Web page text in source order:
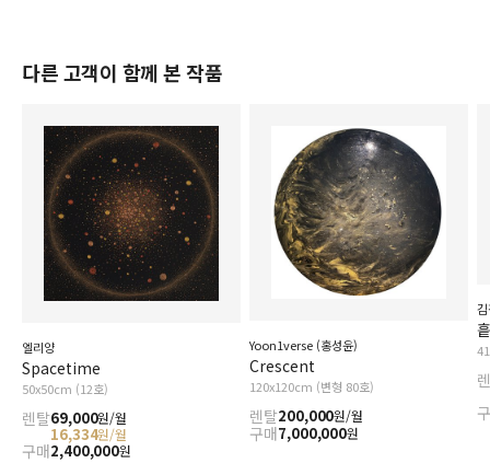
다른 고객이 함께 본 작품
엘리양
Spacetime
50x50cm (12호)
렌탈69,000원/월
16,334원/월
구매2,400,000원
Yoon1verse (홍성윤)
Crescent
120x120cm (변형 80호)
렌탈200,000원/월
구매7,000,000원